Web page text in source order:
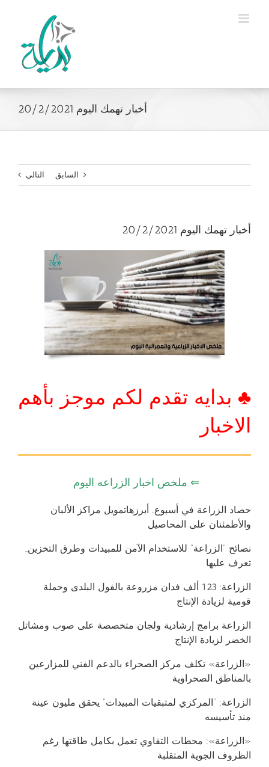
أخبار تهمك اليوم 20/2/2021
السابق التالي
أخبار تهمك اليوم 20/2/2021
♣ بدايه تقدم لكم موجز بأهم
الاخبار
⇐ ملخص اخبار الزراعه اليوم
حصاد الزراعة في أسبوع.. أبرزهاتمويل مراكز الألبان
والأطمئنان على المحاصيل
نصائح “الزراعة” للاستخدام الآمن للمبيدات وطرق التخزين..
تعرف عليها
الزراعة: 123 ألف فدان مزروعة بالفول البلدى وحملة
قومية لزيادة الإنتاج
الزراعة برامج إرشادية ولجان متخصصة على صوب ومشاتل
الخضر لزيادة الإنتاج
«الزراعة» تكلف مركز الصحراء بالدعم الفني للمزارعين
بالمناطق الصحراوية
الزراعة: “المركزي لمتبقيات المبيدات” يحقق مليون عينة
منذ تأسيسه
«الزراعة»: محطات التقاوي تعمل بكامل طاقتها رغم
الظروف الجوية المتقلبة